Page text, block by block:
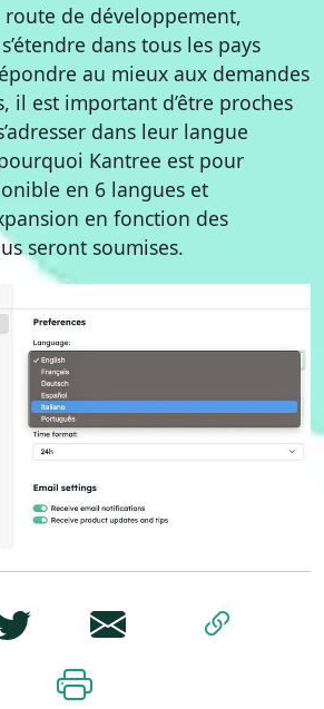
de développement,
dans tous les pays
au mieux aux demandes
il est important d’être proches
dans leur langue
Kantree est pour
en 6 langues et
en fonction des
seront soumises.